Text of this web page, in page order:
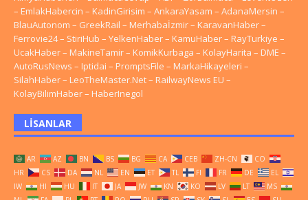
– EmlakHabercin – KadinGirisim – AnkaraYasam – AdanaMersin –
BlauAutonom – GreekRail – Merhabaİzmir– KaravanHaber–
Ferrovie24– StiriHub – YelkenHaber– KamuHaber– RayTurkiye –
UcakHaber– MakineTamir– KomikKurbaga – KolayHarita – DME –
AutoRusNews – Iptidai – PromptsFile – MarkaHikayeleri –
SilahHaber– LeoTheMaster.Net– RailwayNews EU –
KolayBilimHaber– HaberInegol
LISANLAR
AR AZ BN BS BG CA CEB ZH-CN
CO
HR
CS DA NL EN ET TL FI FR DE
EL
IW
HI HU IT JA JW KN KO LV LT
MS